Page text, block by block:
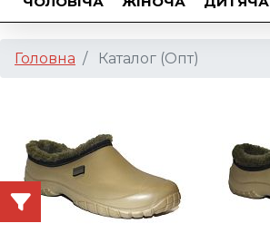
Головна Каталог (Опт)